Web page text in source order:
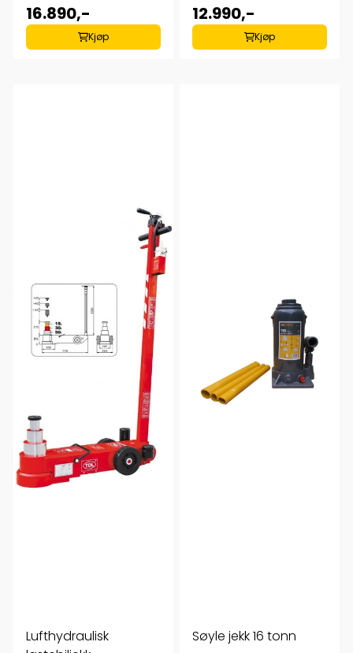
16.890,-
Kjøp
12.990,-
Kjøp
Lufthydraulisk
Søyle jekk 16 tonn